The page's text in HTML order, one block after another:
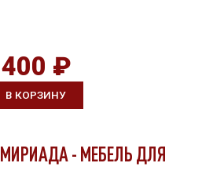
₽
В КОРЗИНУ
- МЕБЕЛЬ ДЛЯ